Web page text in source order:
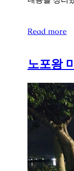
Read more
노포왕